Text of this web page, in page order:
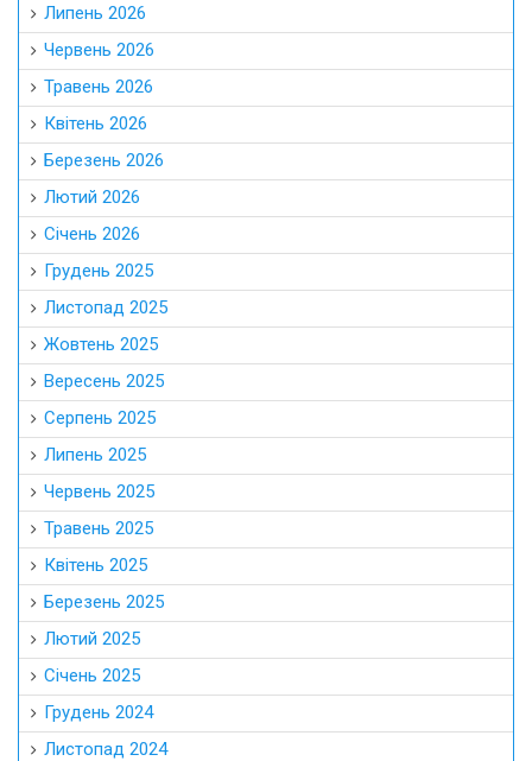
Липень 2026
Червень 2026
Травень 2026
Квітень 2026
Березень 2026
Лютий 2026
Січень 2026
Грудень 2025
Листопад 2025
Жовтень 2025
Вересень 2025
Серпень 2025
Липень 2025
Червень 2025
Травень 2025
Квітень 2025
Березень 2025
Лютий 2025
Січень 2025
Грудень 2024
Листопад 2024